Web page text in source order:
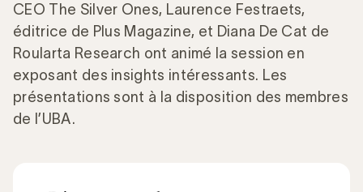
CEO The Silver Ones, Laurence Festraets,
éditrice de Plus Magazine, et Diana De Cat de
Roularta Research ont animé la session en
exposant des insights intéressants. Les
présentations sont à la disposition des membres
de l’UBA.